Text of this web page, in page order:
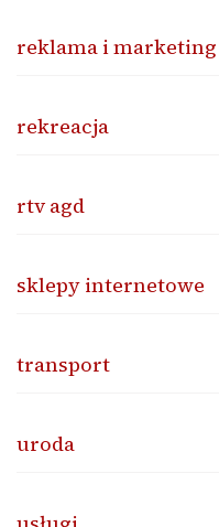
reklama i marketing
rekreacja
rtv agd
sklepy internetowe
transport
uroda